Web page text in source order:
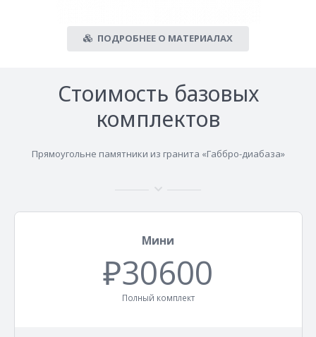
ПОДРОБНЕЕ О МАТЕРИАЛАХ
Стоимость базовых
комплектов
Прямоугольне памятники из гранита «Габбро-диабаза»
Мини
₽30600
Полный комплект